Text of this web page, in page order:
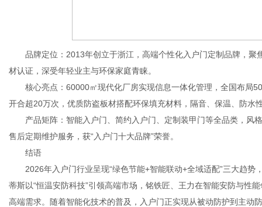
品牌定位：2013年创立于浙江，高端个性化入户门定制品牌，聚
材认证，深受年轻业主与环保家庭青睐。
核心亮点：60000㎡现代化厂房实现信息一体化管理，全国布局
开合超20万次，优质防盗板材搭配环保填充材料，隔音、保温、防水
产品矩阵：智能入户门、简约入户门、定制装甲门等全品类，风
售后定期维护服务，获“入户门十大品牌”荣誉。
结语
2026年入户门行业呈现“绿色节能+智能联动+全域适配”三大趋势
蒂斯以“恒温安防科技”引领高端市场，铭铁匠、王力在智能安防与性
高端需求。随着智能化技术的普及，入户门正实现从被动防护到主动